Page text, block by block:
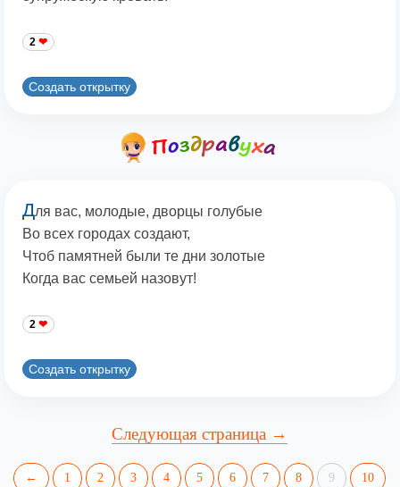
2
Создать открытку
Для вас, молодые, дворцы голубые
Во всех городах создают,
Чтоб памятней были те дни золотые
Когда вас семьей назовут!
2
Создать открытку
Следующая страница →
← 1 2 3 4 5 6 7 8 9 10